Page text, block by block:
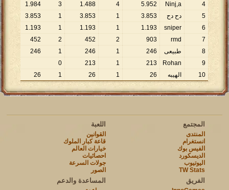
4
Ninj,a
5.952
4
1.488
3
1.984
5
دح دح 3.853
1
3.853
1
3.853
6
sniper
1.193
1
1.193
1
1.193
7
rmd
903
2
452
2
452
8
طبيعى 246
1
246
1
246
9
Rohan
213
1
213
0
10
الهيبه 26
1
26
1
26
اللعبة
القوانين
قاعة كبار الملوك
خيارات العالم
احصائيات
جولات السرعة
الصور
المجتمع
المنتدى
انستغرام
الفيس بوك
الديسكورد
اليوتيوب
TW Stats
المساعدة والدعم الفريق